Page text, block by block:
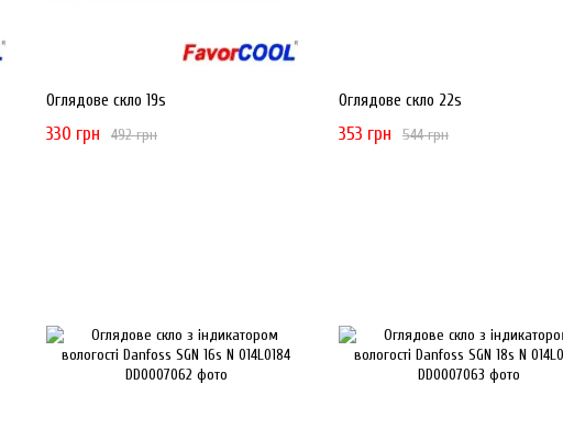
Оглядове скло 19s
492 грн
330 грн
Оглядове скло 22s
544 грн
353 грн